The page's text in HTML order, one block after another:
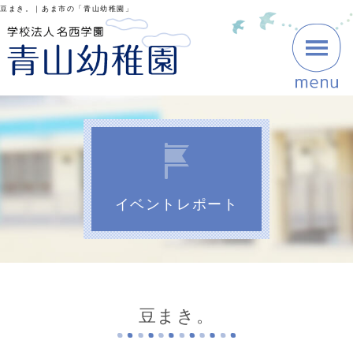
豆まき。｜あま市の「青山幼稚園」
イベントレポート
豆まき。